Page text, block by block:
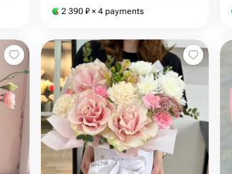
2 390 ₽ × 4 payments